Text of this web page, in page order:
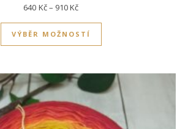
640 Kč– 910KčRozpětí cen: 640Kč až 910Kč
VÝBĚR MOŽNOSTÍ
Tento produkt má